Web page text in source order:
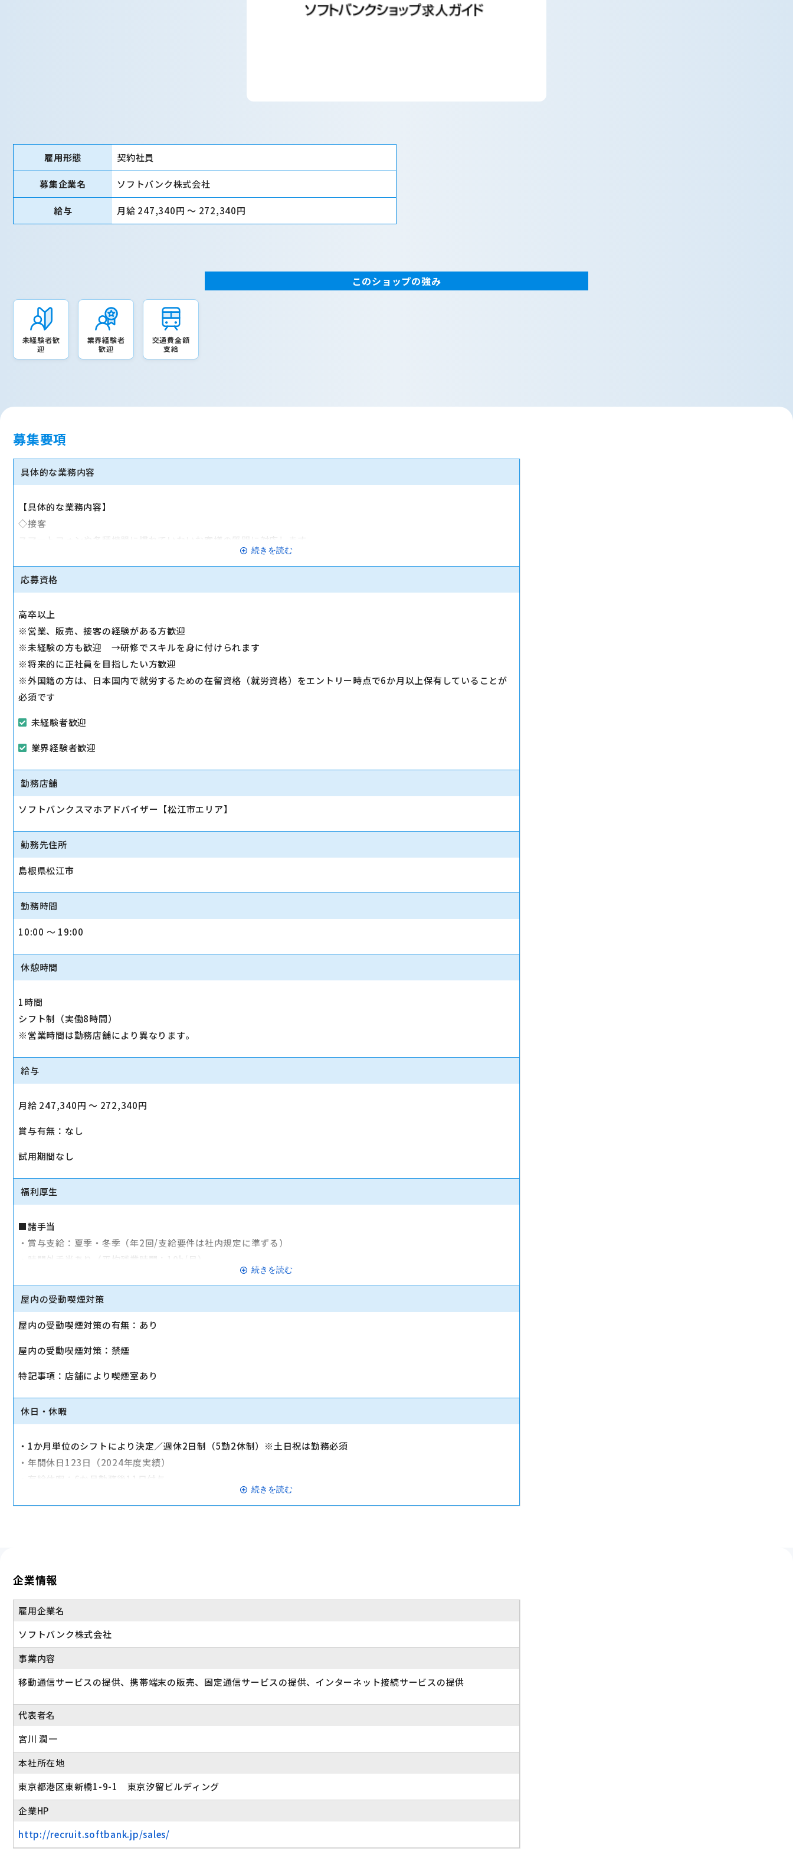
雇用形態 契約社員
募集企業名 ソフトバンク株式会社
給与 月給 247,340円 〜 272,340円
このショップの強み
未経験者歓
迎
業界経験者
歓迎
交通費全額
支給
募集要項
具体的な業務内容
【具体的な業務内容】
◇接客
スマートフォンや各種機器に慣れていないお客様の質問に対応します。
1日2～3回、スマホ教室を開催します。
◇注力サービスのご提案
スマホ教室を通して「PayPay」「Yahoo!ショッピング」「LINE」など、おススメサービスを体験いただきながら提案
します。
続きを読む
応募資格
高卒以上
※営業、販売、接客の経験がある方歓迎
※未経験の方も歓迎 →研修でスキルを身に付けられます
※将来的に正社員を目指したい方歓迎
※外国籍の方は、日本国内で就労するための在留資格（就労資格）をエントリー時点で6か月以上保有していることが
必須です
未経験者歓迎
業界経験者歓迎
勤務店舗
ソフトバンクスマホアドバイザー【松江市エリア】
勤務先住所
島根県松江市
勤務時間
10:00 〜 19:00
休憩時間
1時間
シフト制（実働8時間）
※営業時間は勤務店舗により異なります。
給与
月給 247,340円 〜 272,340円
賞与有無：なし
試用期間なし
福利厚生
■諸手当
・賞与支給：夏季・冬季（年2回/支給要件は社内規定に準ずる）
・時間外手当あり（平均残業時間：10h/月）
■その他
・入社時に研修有（職種・地域によって研修日程が異なる）
・福利厚生制度あり（自社インターネット優待制度等）
交通費全額支給
続きを読む
屋内の受動喫煙対策
屋内の受動喫煙対策の有無：あり
屋内の受動喫煙対策：禁煙
特記事項：店舗により喫煙室あり
休日・休暇
・1か月単位のシフトにより決定／週休2日制（5勤2休制）※土日祝は勤務必須
・年間休日123日（2024年度実績）
・有給休暇：6か月勤務後11日付与
・特別有給休暇：結婚休暇・配偶者出産休暇・交通遮断休暇・忌引休暇
続きを読む
企業情報
雇用企業名
ソフトバンク株式会社
事業内容
移動通信サービスの提供、携帯端末の販売、固定通信サービスの提供、インターネット接続サービスの提供
代表者名
宮川 潤一
本社所在地
東京都港区東新橋1-9-1 東京汐留ビルディング
企業HP
http://recruit.softbank.jp/sales/